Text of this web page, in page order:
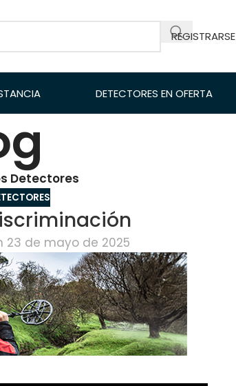
REGISTRARSE
DETECTORES EN OFERTA
Detectores
23 de mayo de 2025